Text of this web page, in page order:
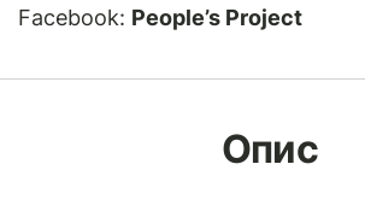
Facebook: People’s Project
Опис